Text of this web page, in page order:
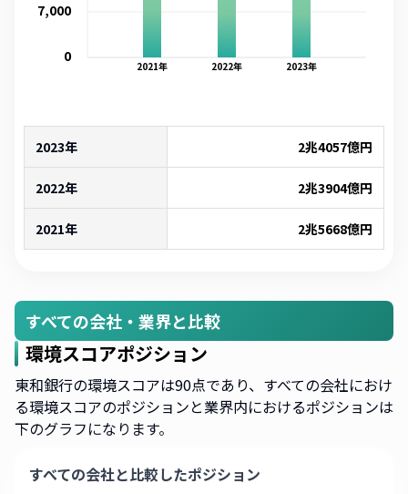
2021年 2022年 2023年
0
7,000
2023年 2兆4057億円
2022年 2兆3904億円
2021年 2兆5668億円
すべての会社・業界と比較
環境スコアポジション
東和銀行の環境スコアは90点であり、すべての会社におけ
る環境スコアのポジションと業界内におけるポジションは
下のグラフになります。
すべての会社と比較したポジション